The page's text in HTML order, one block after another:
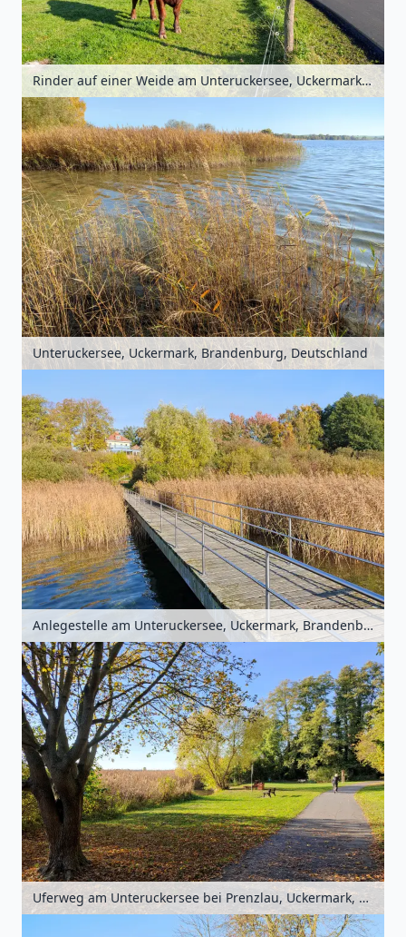
Rinder auf einer Weide am Unteruckersee, Uckermark, Brandenburg, Deutschland
Unteruckersee, Uckermark, Brandenburg, Deutschland
Anlegestelle am Unteruckersee, Uckermark, Brandenburg, Deutschland
Uferweg am Unteruckersee bei Prenzlau, Uckermark, Brandenburg, Deutschland